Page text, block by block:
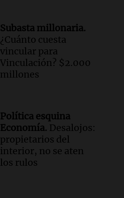
en Buenos Aires
julio, generando
el IPC nacional
de hasta 700.000
docentes en Jujuy
críticas
de Jujuy denuncian
Subasta millonaria.
¿Cuánto cuesta
vincular para
Vinculación? $2.000
millones
Política esquina
Economía. Desalojos:
propietarios del
interior, no se aten
los rulos